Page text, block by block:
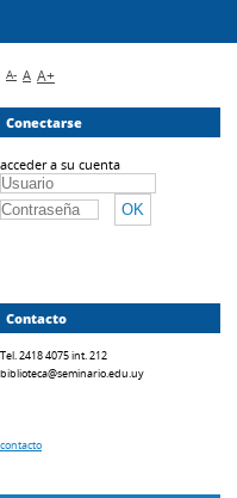
A- A A+
Conectarse
acceder a su cuenta
Contacto
Tel. 2418 4075 int. 212
biblioteca@seminario.edu.uy
contacto